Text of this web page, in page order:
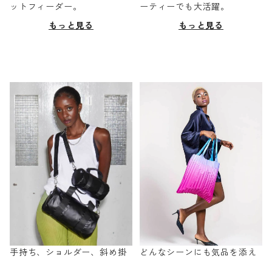
ットフィーダー。
もっと見る
ーティーでも大活躍。
もっと見る
手持ち、ショルダー、斜め掛
どんなシーンにも気品を添え